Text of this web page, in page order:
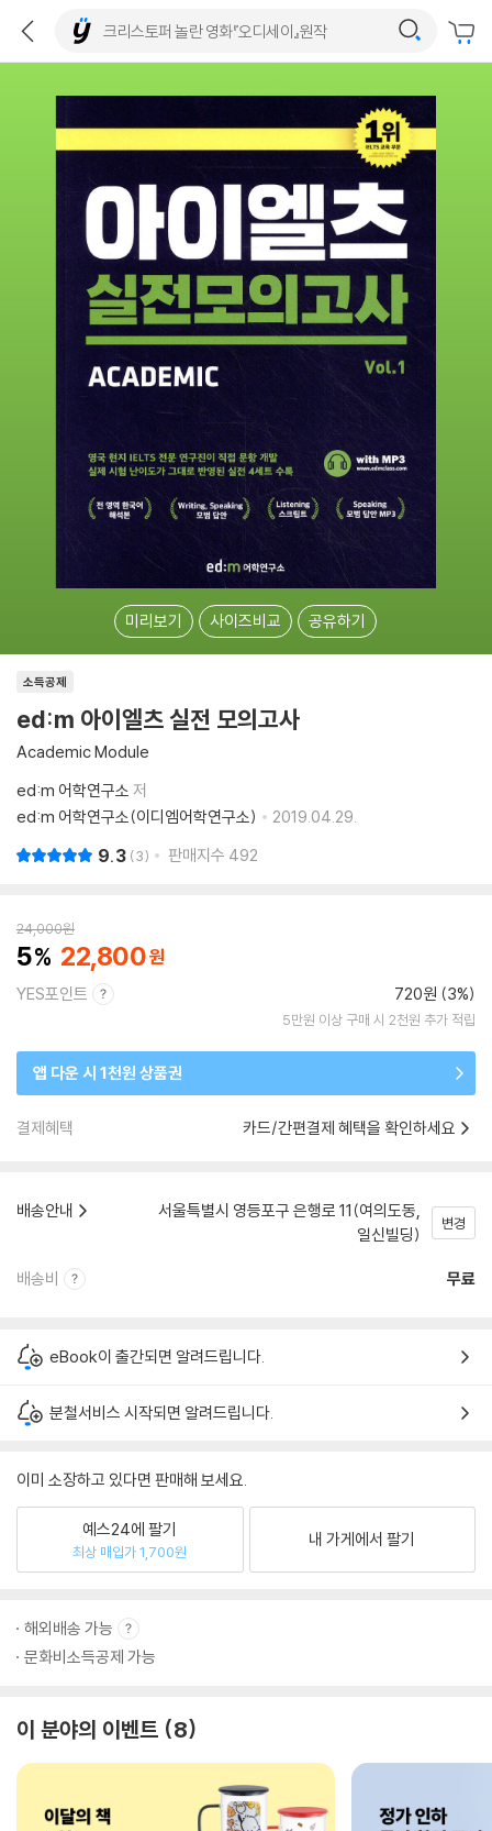
미리보기 사이즈비교 공유하기
소득공제
ed:m 아이엘츠 실전 모의고사
Academic Module
ed:m 어학연구소 저
ed:m 어학연구소(이디엠어학연구소)
2019.04.29.
9.3 3 판매지수 492
24,000원
5 22,800
YES포인트 720원 (3%)
5만원 이상 구매 시 2천원 추가 적립
앱 다운 시 1천원 상품권
결제혜택 카드/간편결제 혜택을 확인하세요
배송안내
서울특별시 영등포구 은행로 11(여의도동,
일신빌딩)
변경
배송비 무료
eBook이 출간되면 알려드립니다.
분철서비스 시작되면 알려드립니다.
이미 소장하고 있다면 판매해 보세요.
예스24에 팔기
최상 매입가 1,700원
내 가게에서 팔기
해외배송 가능
문화비소득공제 가능
이 분야의 이벤트 8